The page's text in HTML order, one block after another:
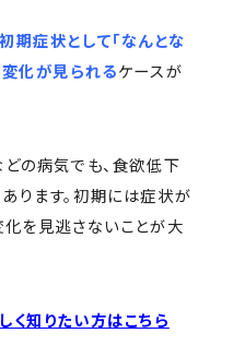
期症状として「なんとな
変化が見られるケースが
どの病気でも、食欲低下
ります。初期には症状が
化を見逃さないことが大
く知りたい方はこちら